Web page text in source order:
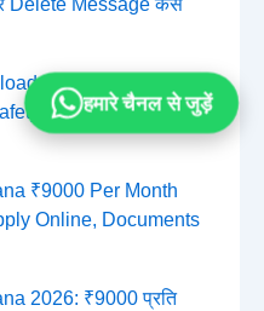
Delete Message कैसे
2026: Review,
& Complete
₹9000 Per Month
Online, Documents
2026: ₹9000 प्रति
हमारे चैनल से जुड़ें